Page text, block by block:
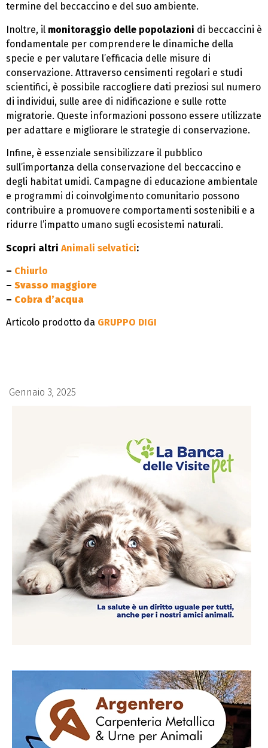
termine del beccaccino e del suo ambiente.
Inoltre, il monitoraggio delle popolazioni di beccaccini è
fondamentale per comprendere le dinamiche della
specie e per valutare l’efficacia delle misure di
conservazione. Attraverso censimenti regolari e studi
scientifici, è possibile raccogliere dati preziosi sul numero
di individui, sulle aree di nidificazione e sulle rotte
migratorie. Queste informazioni possono essere utilizzate
per adattare e migliorare le strategie di conservazione.
Infine, è essenziale sensibilizzare il pubblico
sull’importanza della conservazione del beccaccino e
degli habitat umidi. Campagne di educazione ambientale
e programmi di coinvolgimento comunitario possono
contribuire a promuovere comportamenti sostenibili e a
ridurre l’impatto umano sugli ecosistemi naturali.
Scopri altri Animali selvatici:
– Chiurlo
– Svasso maggiore
– Cobra d’acqua
Articolo prodotto da GRUPPO DIGI
Gennaio 3, 2025